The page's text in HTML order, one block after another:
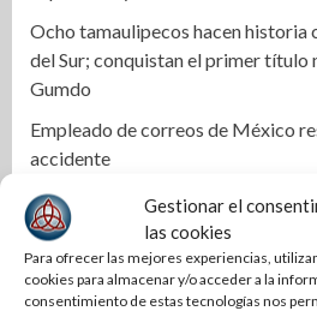
Gestionar el
las cookies
Para ofrecer las mejores experiencias,
cookies para almacenar y/o acceder a la
consentimiento de estas tecnologías nos
Ocho tamaulipecos hacen historia
del Sur; conquistan el primer título
Gumdo
Empleado de correos de México
accidente
Cae célula armada en Matamoros
federal
Plantea GP usar alertas ‘cell
desaparecidos en Tamaulipas